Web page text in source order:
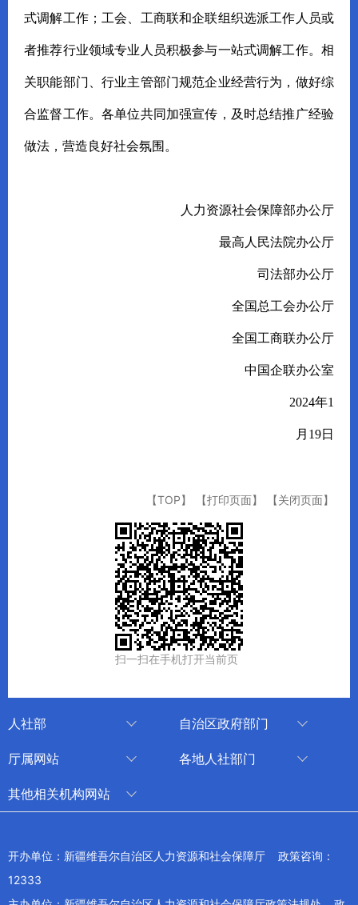
式调解工作；工会、工商联和企联组织选派工作人员或
者推荐行业领域专业人员积极参与一站式调解工作。相
关职能部门、行业主管部门规范企业经营行为，做好综
合监督工作。各单位共同加强宣传，及时总结推广经验
做法，营造良好社会氛围。
人力资源社会保障部办公厅
最高人民法院办公厅
司法部办公厅
全国总工会办公厅
全国工商联办公厅
中国企联办公室
2024年1
月 19日
【TOP】 【打印页面】 【关闭页面】
扫一扫在手机打开当前页
人社部
技能人才评价工作网
自治区政府部门
审计厅
退役军人事务厅
厅属网站
中国新疆人才网
各地人社部门
克孜勒苏柯尔克孜自治州
其他相关机构网站
新疆新闻网
开办单位：新疆维吾尔自治区人力资源和社会保障厅 政策咨询：
12333